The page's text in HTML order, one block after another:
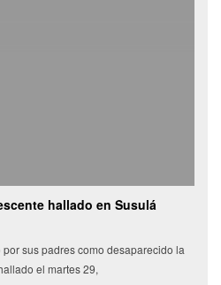
hallado en Susulá
sus padres como desaparecido la
el martes 29,